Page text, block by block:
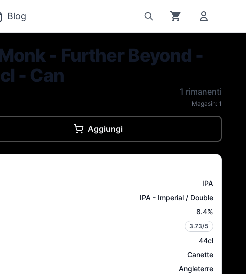
Blog
- Further Beyond -
- Can
1 rimanenti
Magasin: 1
Aggiungi
IPA
IPA - Imperial / Double
8.4%
3.73/5
44cl
Canette
Angleterre